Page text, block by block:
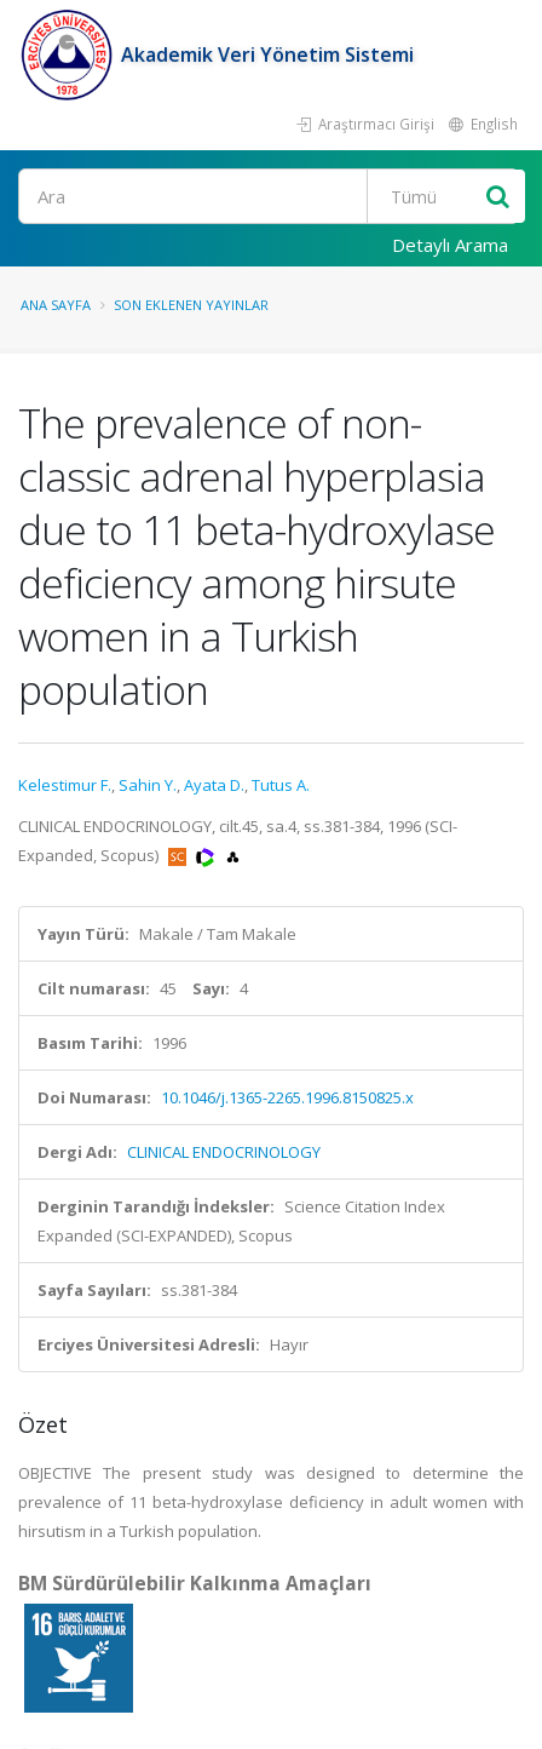
Akademik Veri Yönetim Sistemi
Araştırmacı Girişi English
Ara
Detaylı Arama
ANA SAYFA SON EKLENEN YAYINLAR
The prevalence of non-
classic adrenal hyperplasia
due to 11 beta-hydroxylase
deficiency among hirsute
women in a Turkish
population
Kelestimur F., Sahin Y.,Ayata D.,Tutus A.
CLINICAL ENDOCRINOLOGY, cilt.45, sa.4, ss.381-384, 1996 (SCI-
Expanded, Scopus)
Yayın Türü: Makale / Tam Makale
Cilt numarası: 45 Sayı: 4
Basım Tarihi: 1996
Doi Numarası: 10.1046/j.1365-2265.1996.8150825.x
Dergi Adı: CLINICAL ENDOCRINOLOGY
Derginin Tarandığı İndeksler: Science Citation Index
Expanded (SCI-EXPANDED), Scopus
Sayfa Sayıları: ss.381-384
Erciyes Üniversitesi Adresli: Hayır
Özet
OBJECTIVE The present study was designed to determine the
prevalence of 11 beta-hydroxylase deficiency in adult women with
hirsutism in a Turkish population.
BM Sürdürülebilir Kalkınma Amaçları